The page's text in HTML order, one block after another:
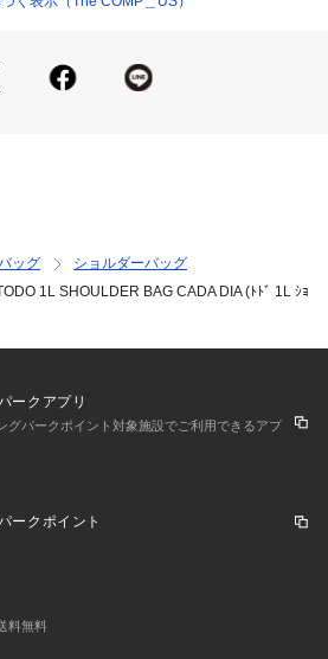
ン
ダーベルト：80-150cm
ポリエステル
ッグ
ショルダーバッグ
1L SHOULDER BAG CADA DIA (ﾄﾄﾞ 1L ｼｮ
ークアプリ
グパークポイント対象施設でご利用できるアプ
ークポイント
料無料